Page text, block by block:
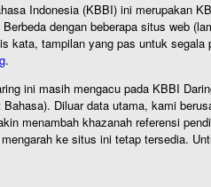
Indonesia (KBBI) ini merupakan
dengan beberapa situs web
kata, tampilan yang pas untuk
.
ini masih mengacu pada KBBI
Bahasa). Diluar data utama, kami
menambah khazanah referensi
ke situs ini tetap tersedia.